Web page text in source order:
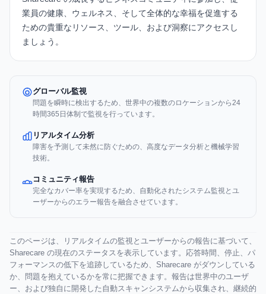
業員の健康、ウェルネス、そして全体的な幸福を促進する
ための貴重なリソース、ツール、および洞察にアクセスし
ましょう。
グローバル監視
問題を瞬時に検出するため、世界中の複数のロケーションから24
時間365日体制で監視を行っています。
リアルタイム分析
障害を予測して未然に防ぐための、高度なデータ分析と機械学習
技術。
コミュニティ報告
完全なカバー率を実現するため、自動化されたシステム監視とユ
ーザーからのエラー報告を融合させています。
このページは、リアルタイムの監視とユーザーからの報告に基づいて、
Sharecare の現在のステータスを表示しています。応答時間、停止、パ
フォーマンスの低下を追跡しているため、Sharecare がダウンしている
か、問題を抱えているかを常に把握できます。報告は世界中のユーザ
ー、および独自に開発した自動スキャンシステムから収集され、継続的